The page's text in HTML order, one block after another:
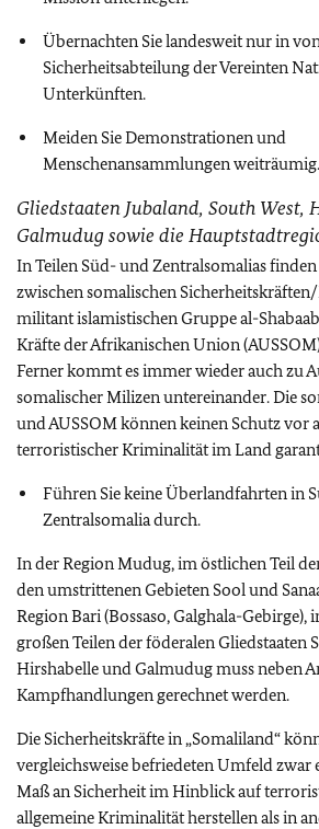
Übernachten Sie landesweit nur in
Sicherheitsabteilung der Vereinten
Unterkünften.
Meiden Sie Demonstrationen und
Menschenansammlungen weiträumig.
Gliedstaaten Jubaland, South West,
Galmudug sowie die
In Teilen Süd- und Zentralsomalias
zwischen somalischen
militant islamistischen Gruppe al-
Kräfte der Afrikanischen Union
Ferner kommt es immer wieder auch zu
somalischer Milizen untereinander. Die
und AUSSOM können keinen Schutz vor
terroristischer Kriminalität im Land
Führen Sie keine Überlandfahrten in
Zentralsomalia durch.
In der Region Mudug, im östlichen Teil
den umstrittenen Gebieten Sool und
Region Bari (Bossaso, Galghala-Gebirge),
großen Teilen der föderalen Gliedstaaten
Hirshabelle und Galmudugmuss neben
Kampfhandlungen gerechnet werden.
Die Sicherheitskräfte in „Somaliland“
vergleichsweise befriedeten Umfeld zwar
Maß an Sicherheit im Hinblick auf
allgemeine Kriminalität herstellen als in